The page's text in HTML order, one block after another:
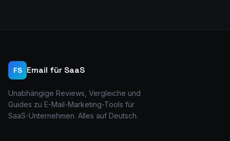
FS Email für SaaS
Unabhängige Reviews, Vergleiche und
Guides zu E-Mail-Marketing-Tools für
SaaS-Unternehmen. Alles auf Deutsch.